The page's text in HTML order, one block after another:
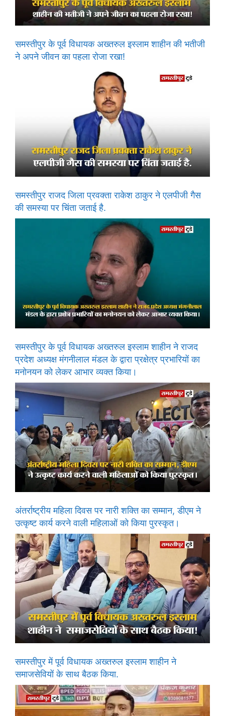
समस्तीपुर के पूर्व विधायक अख्तरुल इस्लाम शाहीन की भतीजी
ने अपने जीवन का पहला रोजा रखा!
समस्तीपुर राजद जिला प्रवक्ता राकेश ठाकुर ने एलपीजी गैस
की समस्या पर चिंता जताई है.
समस्तीपुर के पूर्व विधायक अख्तरुल इस्लाम शाहीन ने राजद
प्रदेश अध्यक्ष मंगनीलाल मंडल के द्वारा प्रक्षेत्र प्रभारियों का
मनोनयन को लेकर आभार व्यक्त किया।
अंतर्राष्ट्रीय महिला दिवस पर नारी शक्ति का सम्मान, डीएम ने
उत्कृष्ट कार्य करने वाली महिलाओं को किया पुरस्कृत।
समस्तीपुर में पूर्व विधायक अख्तरुल इस्लाम शाहीन ने
समाजसेवियों के साथ बैठक किया.